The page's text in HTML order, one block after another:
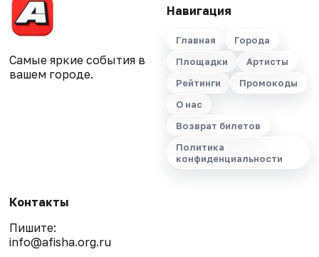
Самые яркие события в
вашем городе.
Навигация
Главная
Города
Площадки
Артисты
Рейтинги
Промокоды
О нас
Возврат билетов
Политика
конфиденциальности
Контакты
Пишите:
info@afisha.org.ru